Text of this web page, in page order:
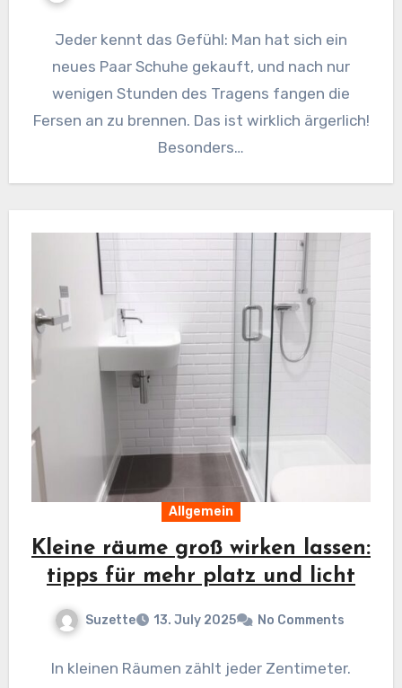
Jeder kennt das Gefühl: Man hat sich ein
neues Paar Schuhe gekauft, und nach nur
wenigen Stunden des Tragens fangen die
Fersen an zu brennen. Das ist wirklich ärgerlich!
Besonders…
Allgemein
Kleine räume groß wirken lassen:
tipps für mehr platz und licht
Suzette 13. July 2025 No Comments
In kleinen Räumen zählt jeder Zentimeter.